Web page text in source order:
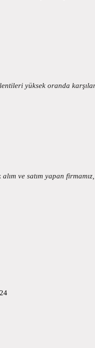
yüksek oranda
ve satım yapan